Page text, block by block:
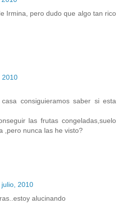
Irmina, pero dudo que algo tan rico
2010
consiguieramos saber si esta
las frutas congeladas,suelo
,pero nunca las he visto?
2010
alucinando